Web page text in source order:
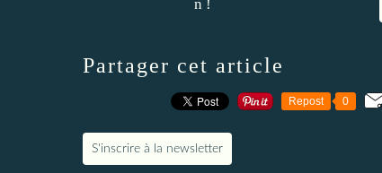
Partager cet article
Repost 0
S'inscrire à la newsletter